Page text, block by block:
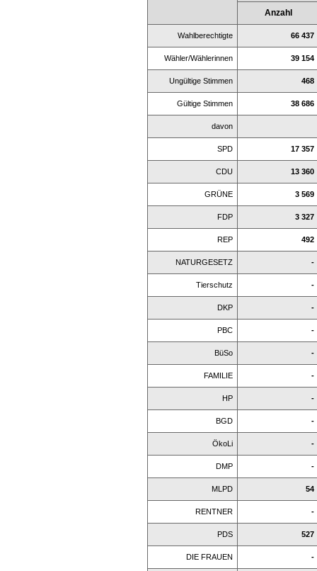
Anzahl
Wahlberechtigte 66 437
Wähler/Wählerinnen 39 154
Ungültige Stimmen 468
Gültige Stimmen 38 686
davon
SPD 17 357
CDU 13 360
GRÜNE 3 569
FDP 3 327
REP 492
NATURGESETZ -
Tierschutz -
DKP -
PBC -
BüSo -
FAMILIE -
HP -
BGD -
ÖkoLi -
DMP -
MLPD 54
RENTNER -
PDS 527
DIE FRAUEN -